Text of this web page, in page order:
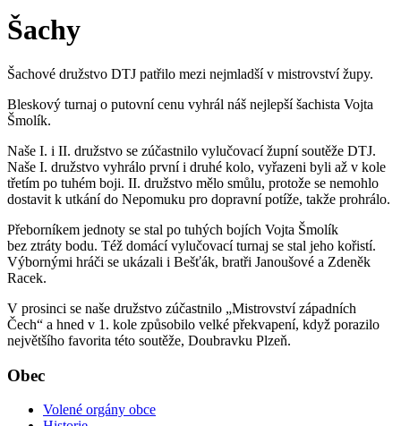
Šachy
Šachové družstvo DTJ patřilo mezi nejmladší v mistrovství župy.
Bleskový turnaj o putovní cenu vyhrál náš nejlepší šachista Vojta
Šmolík.
Naše I. i II. družstvo se zúčastnilo vylučovací župní soutěže DTJ.
Naše I. družstvo vyhrálo první i druhé kolo, vyřazeni byli až v kole
třetím po tuhém boji. II. družstvo mělo smůlu, protože se nemohlo
dostavit k utkání do Nepomuku pro dopravní potíže, takže prohrálo.
Přeborníkem jednoty se stal po tuhých bojích Vojta Šmolík
bez ztráty bodu. Též domácí vylučovací turnaj se stal jeho kořistí.
Výbornými hráči se ukázali i Bešťák, bratři Janoušové a Zdeněk
Racek.
V prosinci se naše družstvo zúčastnilo „Mistrovství západních
Čech“ a hned v 1. kole způsobilo velké překvapení, když porazilo
největšího favorita této soutěže, Doubravku Plzeň.
Obec
Volené orgány obce